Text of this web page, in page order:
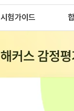
시험가이드